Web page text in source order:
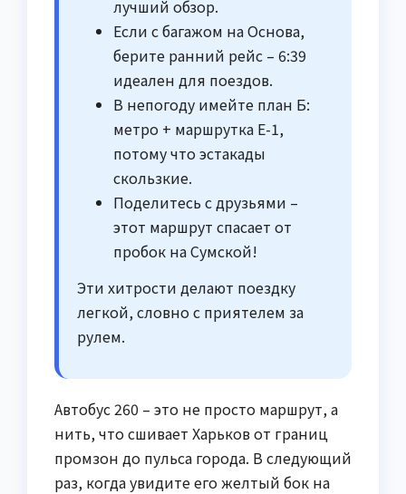
лучший обзор.
Если с багажом на Основа,
берите ранний рейс – 6:39
идеален для поездов.
В непогоду имейте план Б:
метро + маршрутка E-1,
потому что эстакады
скользкие.
Поделитесь с друзьями –
этот маршрут спасает от
пробок на Сумской!
Эти хитрости делают поездку
легкой, словно с приятелем за
рулем.
Автобус 260 – это не просто маршрут, а
нить, что сшивает Харьков от границ
промзон до пульса города. В следующий
раз, когда увидите его желтый бок на